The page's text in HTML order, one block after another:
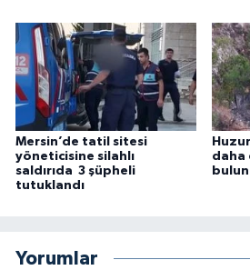
Mersin’de tatil sitesi
yöneticisine silahlı
saldırıda 3 şüpheli
tutuklandı
daha
Yorumlar